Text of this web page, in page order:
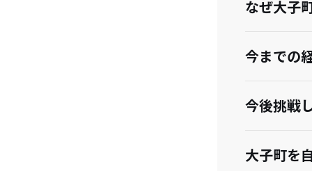
なぜ大子
今までの
今後挑戦
大子町を